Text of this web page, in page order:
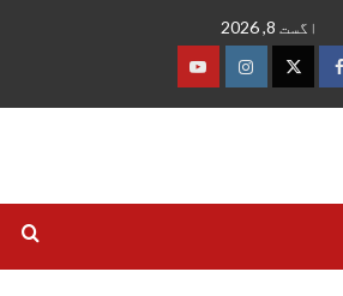
اگست 8, 2026
فیس
ٹوئٹرانسٹاگرام
یوٹیوب